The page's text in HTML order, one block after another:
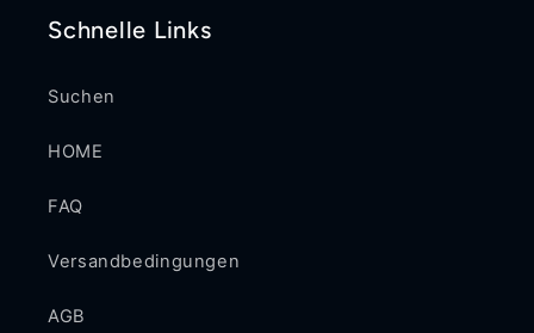
Schnelle Links
Suchen
HOME
FAQ
Versandbedingungen
AGB